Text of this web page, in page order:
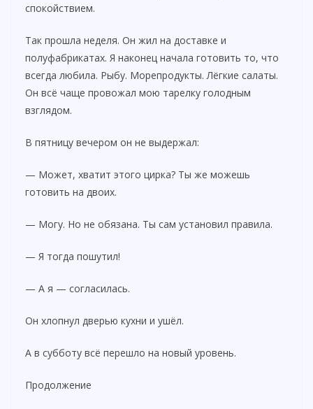
спокойствием.
Так прошла неделя. Он жил на доставке и
полуфабрикатах. Я наконец начала готовить то, что
всегда любила. Рыбу. Морепродукты. Лёгкие салаты.
Он всё чаще провожал мою тарелку голодным
взглядом.
В пятницу вечером он не выдержал:
— Может, хватит этого цирка? Ты же можешь
готовить на двоих.
— Могу. Но не обязана. Ты сам установил правила.
— Я тогда пошутил!
— А я — согласилась.
Он хлопнул дверью кухни и ушёл.
А в субботу всё перешло на новый уровень.
Продолжение